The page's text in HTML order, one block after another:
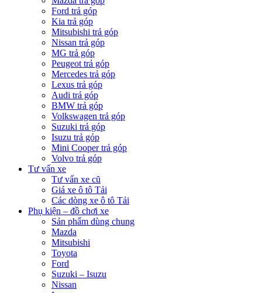
Ford trả góp
Kia trả góp
Mitsubishi trả góp
Nissan trả góp
MG trả góp
Peugeot trả góp
Mercedes trả góp
Lexus trả góp
Audi trả góp
BMW trả góp
Volkswagen trả góp
Suzuki trả góp
Isuzu trả góp
Mini Cooper trả góp
Volvo trả góp
Tư vấn xe
Tư vấn xe cũ
Giá xe ô tô Tải
Các dòng xe ô tô Tải
Phụ kiện – đồ chơi xe
Sản phẩm dùng chung
Mazda
Mitsubishi
Toyota
Ford
Suzuki – Isuzu
Nissan